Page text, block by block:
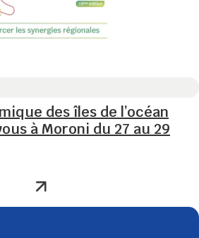
des îles de l’océan
à Moroni du 27 au 29